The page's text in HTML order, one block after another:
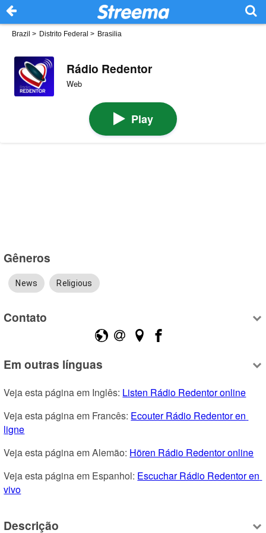
Brazil > Distrito Federal > Brasilia
Rádio Redentor
Web
Play
Gêneros
News Religious
Contato
Em outras línguas
Veja esta página em Inglês: Listen Rádio Redentor online
Veja esta página em Francês: Ecouter Rádio Redentor en
ligne
Veja esta página em Alemão: Hören Rádio Redentor online
Veja esta página em Espanhol: Escuchar Rádio Redentor en
vivo
Descrição